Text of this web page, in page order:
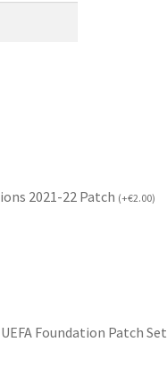
2021-22 Patch (+€2.00)
Foundation Patch Set